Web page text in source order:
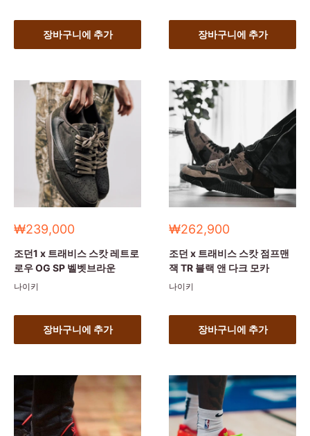
장바구니에 추가 장바구니에 추가
세
가
₩239,000
조던1 x 트래비스 스캇 레트로
로우 OG SP 벨벳브라운
나이키
장바구니에 추가
세
가
₩262,900
조던 x 트래비스 스캇 점프맨
잭 TR 블랙 앤 다크 모카
나이키
장바구니에 추가